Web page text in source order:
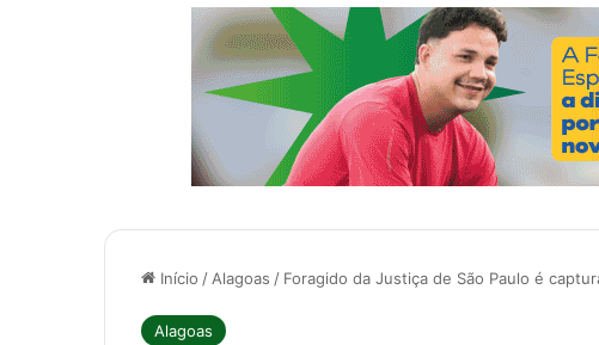
Início /Alagoas / Foragido da Justiça de São Paulo é
Alagoas